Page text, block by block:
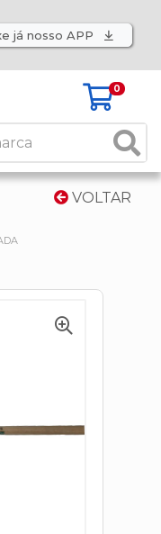
já nosso APP
0
VOLTAR